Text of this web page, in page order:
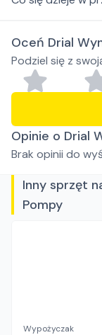
Oceń Drial
Podziel się z
Opinie o Drial
Brak opinii do
Inny sprzęt
Pompy
Wypożyczak